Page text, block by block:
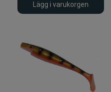
Lägg i varukorgen